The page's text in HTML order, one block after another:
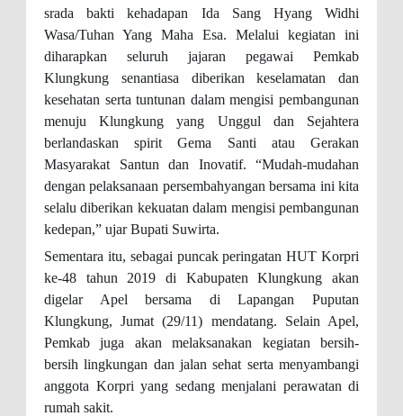
srada bakti kehadapan Ida Sang Hyang Widhi
Wasa/Tuhan Yang Maha Esa. Melalui kegiatan ini
diharapkan seluruh jajaran pegawai Pemkab
Klungkung senantiasa diberikan keselamatan dan
kesehatan serta tuntunan dalam mengisi pembangunan
menuju Klungkung yang Unggul dan Sejahtera
berlandaskan spirit Gema Santi atau Gerakan
Masyarakat Santun dan Inovatif. “Mudah-mudahan
dengan pelaksanaan persembahyangan bersama ini kita
selalu diberikan kekuatan dalam mengisi pembangunan
kedepan,” ujar Bupati Suwirta.
Sementara itu, sebagai puncak peringatan HUT Korpri
ke-48 tahun 2019 di Kabupaten Klungkung akan
digelar Apel bersama di Lapangan Puputan
Klungkung, Jumat (29/11) mendatang. Selain Apel,
Pemkab juga akan melaksanakan kegiatan bersih-
bersih lingkungan dan jalan sehat serta menyambangi
anggota Korpri yang sedang menjalani perawatan di
rumah sakit.